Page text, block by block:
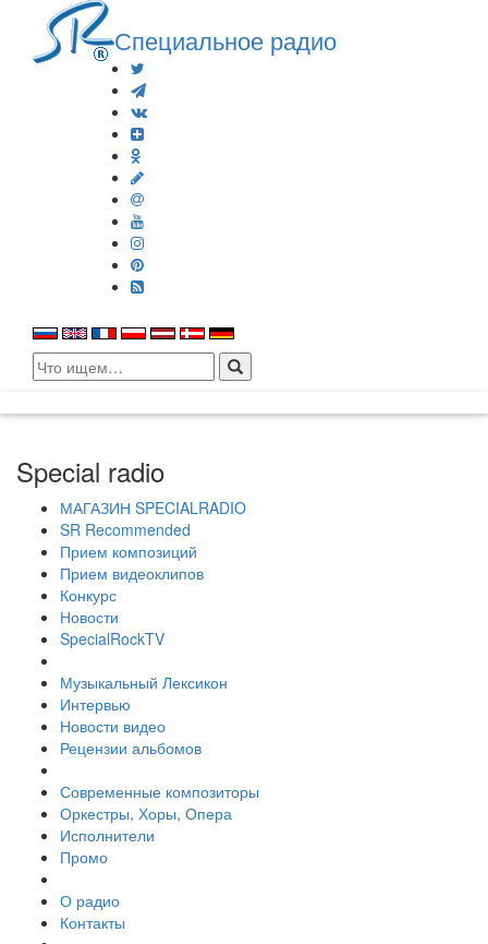
Специальное радио
Search
for:
Special radio
МАГАЗИН SPECIALRADIO
SR Recommended
Прием композиций
Прием видеоклипов
Конкурс
Новости
SpecialRockTV
Музыкальный Лексикон
Интервью
Новости видео
Рецензии альбомов
Современные композиторы
Оркестры, Хоры, Опера
Исполнители
Промо
О радио
Контакты